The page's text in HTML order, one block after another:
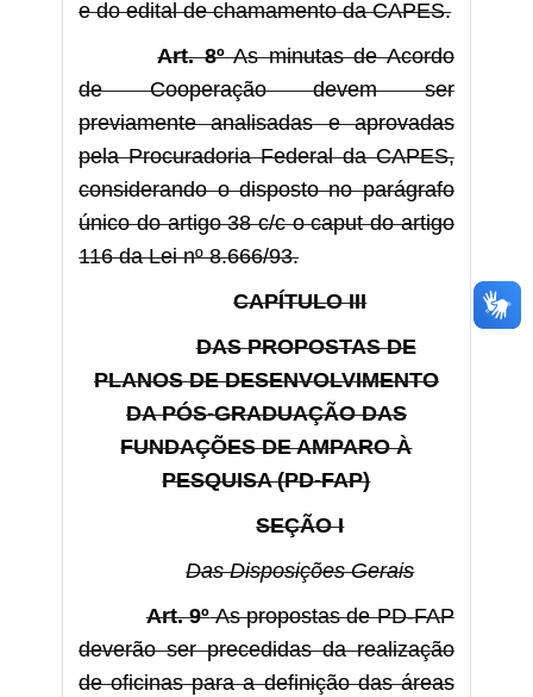
e do edital de chamamento da CAPES.
Art. 8ºAs minutas de Acordo
de Cooperação devem ser
previamente analisadas e aprovadas
pela Procuradoria Federal da CAPES,
considerando o disposto no parágrafo
único do artigo 38 c/c o caput do artigo
116 da Lei nº 8.666/93.
CAPÍTULO III
DAS PROPOSTAS DE
PLANOS DE DESENVOLVIMENTO
DA PÓS-GRADUAÇÃO DAS
FUNDAÇÕES DE AMPARO À
PESQUISA (PD-FAP)
SEÇÃO I
Das Disposições Gerais
Art. 9ºAs propostas de PD-FAP
deverão ser precedidas da realização
de oficinas para a definição das áreas